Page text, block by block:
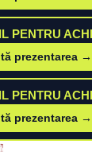
PENTRU
prezentarea →
PENTRU
prezentarea →